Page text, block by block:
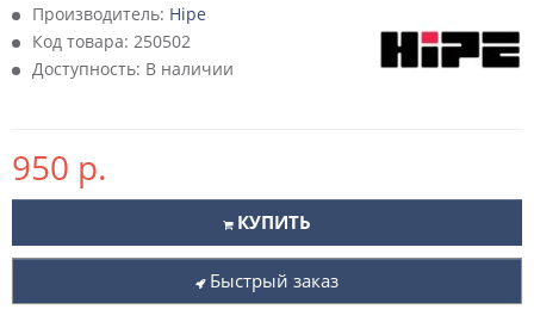
Производитель: Hipe
Код товара: 250502
Доступность: В наличии
950 р.
КУПИТЬ
Быстрый заказ